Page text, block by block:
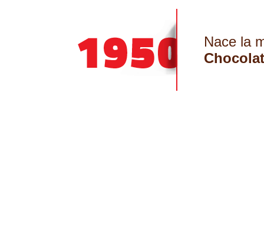
Nace la